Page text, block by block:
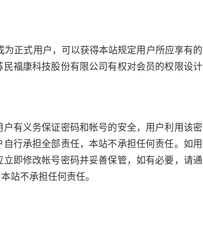
正式用户，可以获得本站规定用户所应享有的
福康科技股份有限公司有权对会员的权限设计
有义务保证密码和帐号的安全，用户利用该密
行承担全部责任，本站不承担任何责任。如用
即修改帐号密码并妥善保管，如有必要，请通
站不承担任何责任。